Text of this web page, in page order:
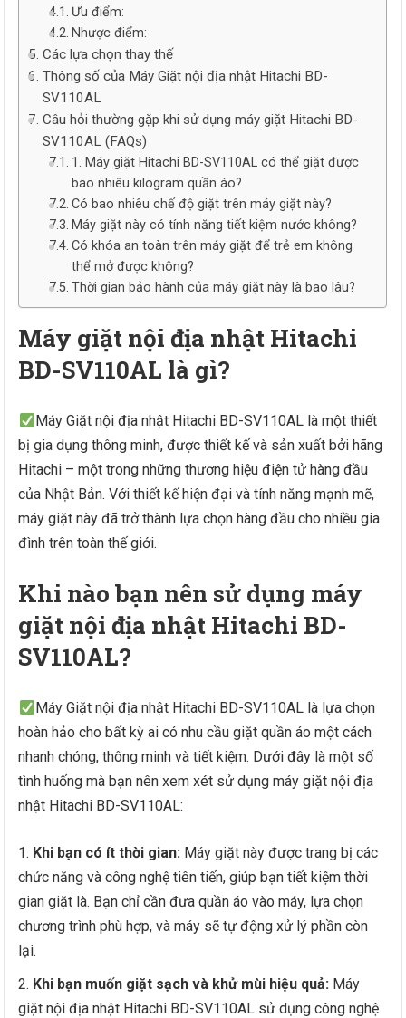
Ưu điểm:
Nhược điểm:
Các lựa chọn thay thế
Thông số của Máy Giặt nội địa nhật Hitachi BD-
SV110AL
Câu hỏi thường gặp khi sử dụng máy giặt Hitachi BD-
SV110AL (FAQs)
1. Máy giặt Hitachi BD-SV110AL có thể giặt được
bao nhiêu kilogram quần áo?
Có bao nhiêu chế độ giặt trên máy giặt này?
Máy giặt này có tính năng tiết kiệm nước không?
Có khóa an toàn trên máy giặt để trẻ em không
thể mở được không?
Thời gian bảo hành của máy giặt này là bao lâu?
Máy giặt nội địa nhật Hitachi
BD-SV110AL là gì?
Máy Giặt nội địa nhật Hitachi BD-SV110AL là một thiết
bị gia dụng thông minh, được thiết kế và sản xuất bởi hãng
Hitachi – một trong những thương hiệu điện tử hàng đầu
của Nhật Bản. Với thiết kế hiện đại và tính năng mạnh mẽ,
máy giặt này đã trở thành lựa chọn hàng đầu cho nhiều gia
đình trên toàn thế giới.
Khi nào bạn nên sử dụng máy
giặt nội địa nhật Hitachi BD-
SV110AL?
Máy Giặt nội địa nhật Hitachi BD-SV110AL là lựa chọn
hoàn hảo cho bất kỳ ai có nhu cầu giặt quần áo một cách
nhanh chóng, thông minh và tiết kiệm. Dưới đây là một số
tình huống mà bạn nên xem xét sử dụng máy giặt nội địa
nhật Hitachi BD-SV110AL:
Khi bạn có ít thời gian: Máy giặt này được trang bị các
chức năng và công nghệ tiên tiến, giúp bạn tiết kiệm thời
gian giặt là. Bạn chỉ cần đưa quần áo vào máy, lựa chọn
chương trình phù hợp, và máy sẽ tự động xử lý phần còn
lại.
Khi bạn muốn giặt sạch và khử mùi hiệu quả: Máy
giặt nội địa nhật Hitachi BD-SV110AL sử dụng công nghệ